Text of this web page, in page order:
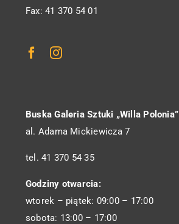
Fax: 41 370 54 01
Buska Galeria Sztuki „Willa Polonia”
al. Adama Mickiewicza 7
tel. 41 370 54 35
Godziny otwarcia:
wtorek – piątek: 09:00 – 17:00
sobota: 13:00 – 17:00